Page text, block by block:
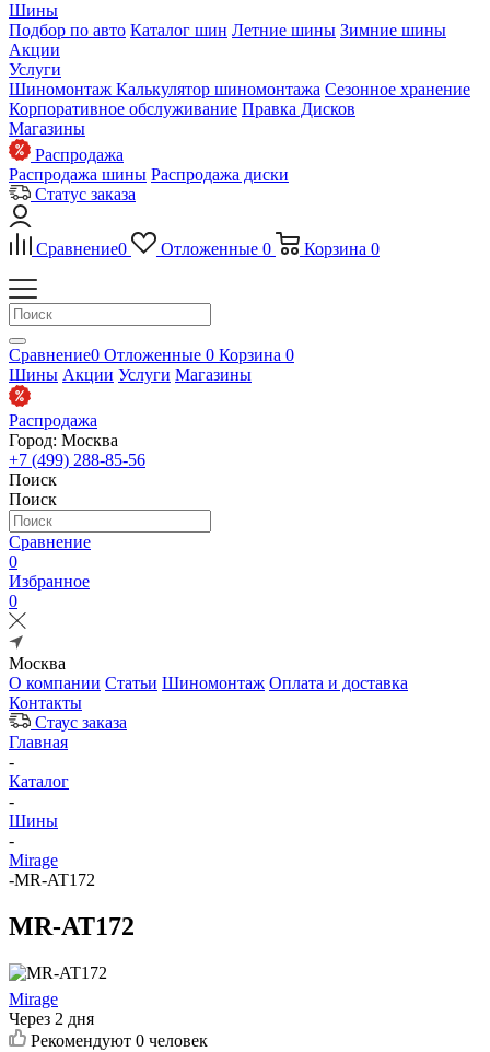
Шины
Подбор по авто Каталог шин Летние шины Зимние шины
Акции
Услуги
Шиномонтаж Калькулятор шиномонтажа Сезонное хранение
Корпоративное обслуживание Правка Дисков
Магазины
Распродажа
Распродажа шины Распродажа диски
Статус заказа
Сравнение0 Отложенные 0 Корзина 0
Сравнение0 Отложенные 0 Корзина 0
Шины Акции Услуги Магазины
Распродажа
Город: Москва
+7 (499) 288-85-56
Поиск
Поиск
Сравнение
0
Избранное
0
Москва
О компании Статьи Шиномонтаж Оплата и доставка
Контакты
Стаус заказа
Главная
-
Каталог
-
Шины
-
Mirage
-MR-AT172
MR-AT172
Mirage
Через 2 дня
Рекомендуют 0 человек